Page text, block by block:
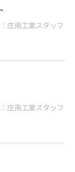
庄南工業スタッフ
庄南工業スタッフ